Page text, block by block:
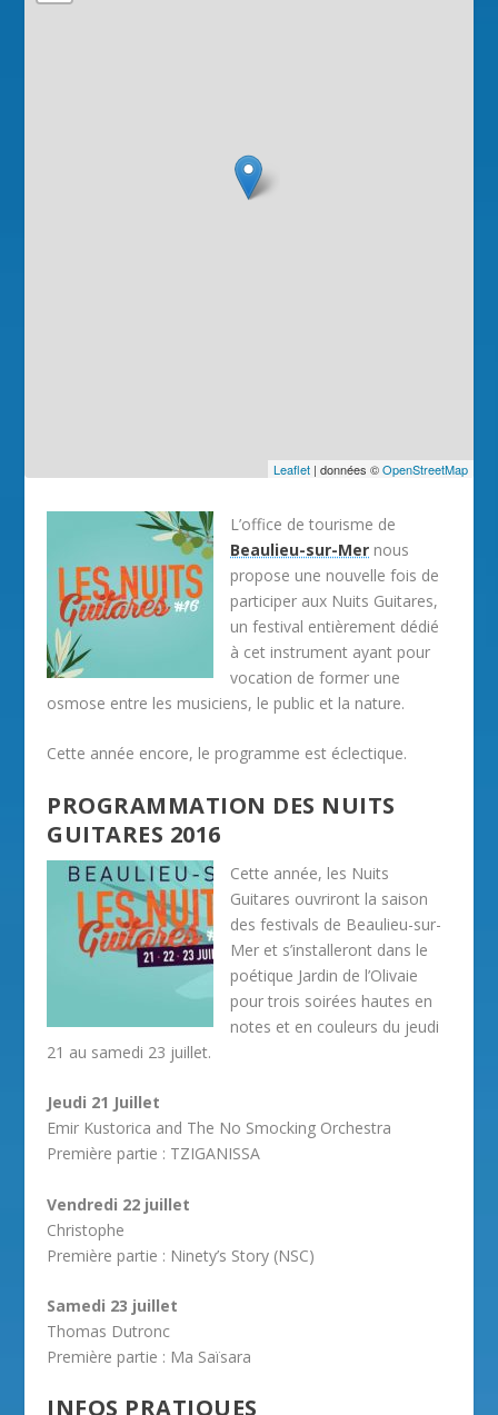
Leaflet| données ©OpenStreetMap
L’office de tourisme de
Beaulieu-sur-Mer nous
propose une nouvelle fois de
participer aux Nuits Guitares,
un festival entièrement dédié
à cet instrument ayant pour
vocation de former une
osmose entre les musiciens, le public et la nature.
Cette année encore, le programme est éclectique.
PROGRAMMATION DES NUITS
GUITARES 2016
Cette année, les Nuits
Guitares ouvriront la saison
des festivals de Beaulieu-sur-
Mer et s’installeront dans le
poétique Jardin de l’Olivaie
pour trois soirées hautes en
notes et en couleurs du jeudi
21 au samedi 23 juillet.
Jeudi 21 Juillet
Emir Kustorica and The No Smocking Orchestra
Première partie : TZIGANISSA‬
Vendredi 22 juillet
Christophe
Première partie : Ninety’s Story (NSC)
Samedi 23 juillet
Thomas Dutronc
Première partie : Ma Saïsara
INFOS PRATIQUES